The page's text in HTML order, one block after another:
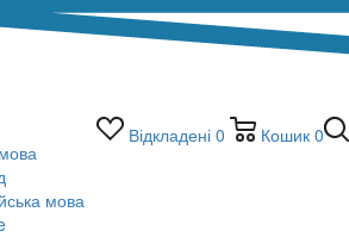
Відкладені 0 Кошик 0
мова